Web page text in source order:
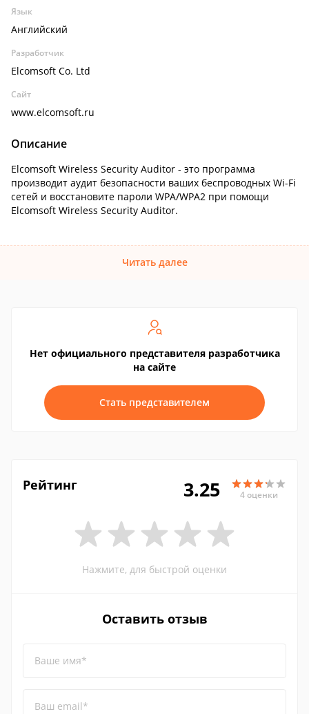
Язык
Английский
Разработчик
Elcomsoft Co. Ltd
Сайт
www.elcomsoft.ru
Описание
Elcomsoft Wireless Security Auditor - это программа
производит аудит безопасности ваших беспроводных Wi-Fi
сетей и восстановите пароли WPA/WPA2 при помощи
Elcomsoft Wireless Security Auditor.
Читать далее
Нет официального представителя разработчика
на сайте
Стать представителем
Рейтинг 3.25 4 оценки
Нажмите, для быстрой оценки
Оставить отзыв
Ваше имя*
Ваш email*